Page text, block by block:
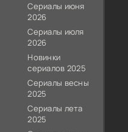
Сериалы июня
2026
Сериалы июля
2026
Новинки
сериалов 2025
Сериалы весны
2025
Сериалы лета
2025